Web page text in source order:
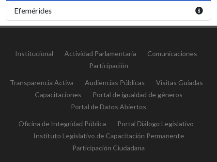
Efemérides
Institucional Actividad Parlamentaria
Comunicaciones
Participación
Transparencia Activa Audiencias Públicas
Visitas Guiadas
Capacitaciones
Portal de igualdad de géneros
Portal de Datos Abiertos
Oficina de Integridad Pública
Portal Diálogo Legislativo
Instituto Legislativo de Capacitación Permanente
Participación Ciudadana